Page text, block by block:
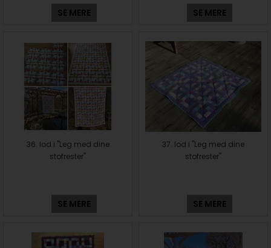
SE MERE SE MERE
36. lod i "Leg med dine
stofrester"
SE MERE
37. lod i "Leg med dine
stofrester"
SE MERE